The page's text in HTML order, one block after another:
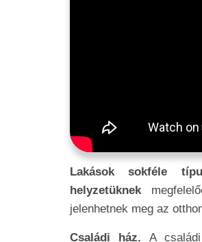
Lakások sokféle
helyzetüknek
jelenhetnek meg az
Családi ház. A